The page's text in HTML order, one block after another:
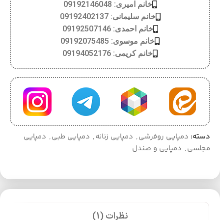
خانم امیری: 09192146048
خانم سلیمانی: 09192402137
خانم احمدی: 09192507146
خانم موسوی: 09192075485
خانم کریمی: 09194052176
دسته: دمپایی روفرشی, دمپایی زنانه, دمپایی طبی, دمپایی
مجلسی, دمپایی و صندل
نظرات (1)